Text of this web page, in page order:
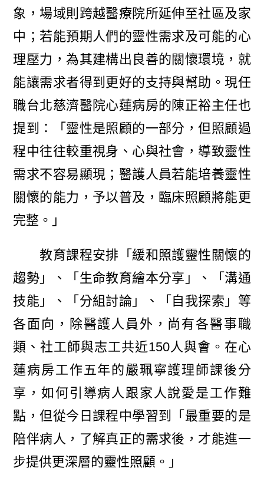
象，場域則跨越醫療院所延伸至社區及家
中；若能預期人們的靈性需求及可能的心
理壓力，為其建構出良善的關懷環境，就
能讓需求者得到更好的支持與幫助。現任
職台北慈濟醫院心蓮病房的陳正裕主任也
提到：「靈性是照顧的一部分，但照顧過
程中往往較重視身、心與社會，導致靈性
需求不容易顯現；醫護人員若能培養靈性
關懷的能力，予以普及，臨床照顧將能更
完整。」
教育課程安排「緩和照護靈性關懷的
趨勢」、「生命教育繪本分享」、「溝通
技能」、「分組討論」、「自我探索」等
各面向，除醫護人員外，尚有各醫事職
類、社工師與志工共近150人與會。在心
蓮病房工作五年的嚴珮寧護理師課後分
享，如何引導病人跟家人說愛是工作難
點，但從今日課程中學習到「最重要的是
陪伴病人，了解真正的需求後，才能進一
步提供更深層的靈性照顧。」